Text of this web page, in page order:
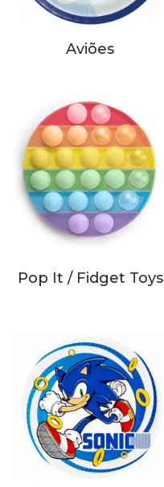
Aviões
Pop It / Fidget Toys